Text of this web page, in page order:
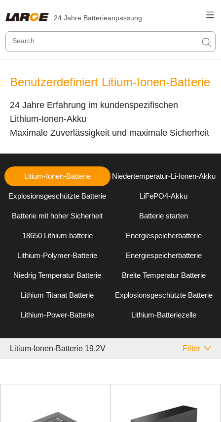
24 Jahre Batterieanpassung
Benutzerdefiniert Litium-Ionen-Batterie
24 Jahre Erfahrung im kundenspezifischen
Lithium-Ionen-Akku
Maximale Zuverlässigkeit und maximale Sicherheit
Litium-Ionen-Batterie Niedertemperatur-Li-Ionen-Akku
Explosionsgeschützte Batterie LiFePO4-Akku
Batterie mit hoher Sicherheit Batterie starten
18650 Lithium batterie Energiespeicherbatterie
Lithium-Polymer-Batterie Energiespeicherbatterie
Niedrig Temperatur Batterie Breite Temperatur Batterie
Lithium Titanat Batterie Explosionsgeschützte Batterie
Lithium-Power-Batterie Lithium-Batteriezelle
Litium-Ionen-Batterie 19.2V Filter